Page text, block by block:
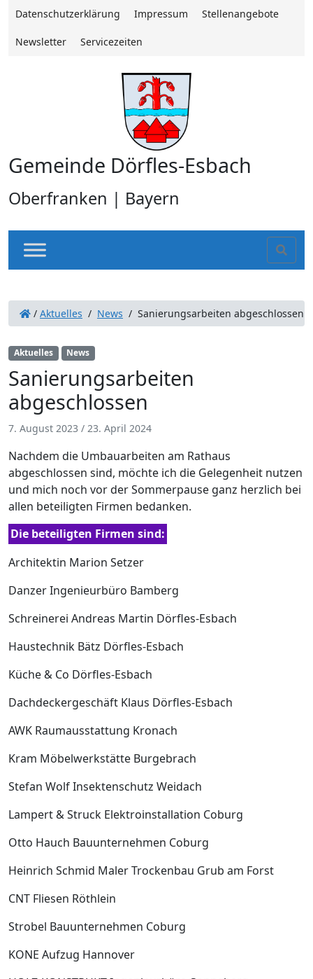
Datenschutzerklärung Impressum Stellenangebote
Newsletter Servicezeiten
Gemeinde Dörfles-Esbach
Oberfranken | Bayern
/ Aktuelles / News / Sanierungsarbeiten abgeschlossen
Aktuelles News
Sanierungsarbeiten
abgeschlossen
7. August 2023 / 23. April 2024
Nachdem die Umbauarbeiten am Rathaus
abgeschlossen sind, möchte ich die Gelegenheit nutzen
und mich noch vor der Sommerpause ganz herzlich bei
allen beteiligten Firmen bedanken.
Die beteiligten Firmen sind:
Architektin Marion Setzer
Danzer Ingenieurbüro Bamberg
Schreinerei Andreas Martin Dörfles-Esbach
Haustechnik Bätz Dörfles-Esbach
Küche & Co Dörfles-Esbach
Dachdeckergeschäft Klaus Dörfles-Esbach
AWK Raumausstattung Kronach
Kram Möbelwerkstätte Burgebrach
Stefan Wolf Insektenschutz Weidach
Lampert & Struck Elektroinstallation Coburg
Otto Hauch Bauunternehmen Coburg
Heinrich Schmid Maler Trockenbau Grub am Forst
CNT Fliesen Röthlein
Strobel Bauunternehmen Coburg
KONE Aufzug Hannover